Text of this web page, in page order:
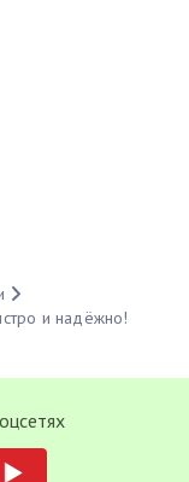
и надёжно!